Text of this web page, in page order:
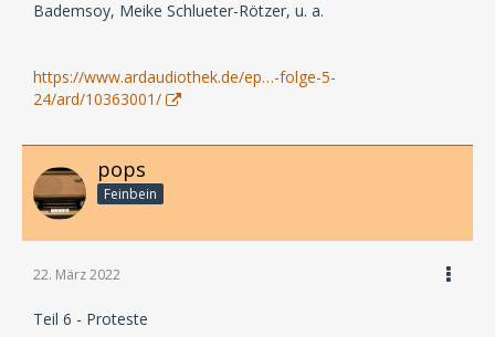
Bademsoy, Meike Schlueter-Rötzer, u. a.
https://www.ardaudiothek.de/ep…-folge-5-
24/ard/10363001/
pops
Feinbein
22. März 2022
Teil 6 - Proteste